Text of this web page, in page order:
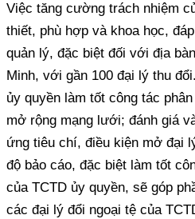
Việc tăng cường trách nhiệm
thiết, phù hợp và khoa học,
quản lý, đặc biệt đối với địa
Minh, với gần 100 đại lý thu
ủy quyền làm tốt công tác
mở rộng mạng lưới; đánh giá
ứng tiêu chí, điều kiện mở đại
độ bảo cáo, đặc biệt làm tốt
của TCTD ủy quyền, sẽ góp
các đại lý đổi ngoại tệ của